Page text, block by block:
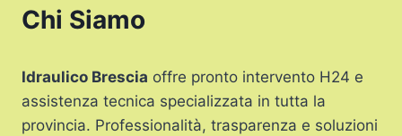
Chi Siamo
Idraulico Brescia offre pronto intervento H24 e
assistenza tecnica specializzata in tutta la
provincia. Professionalità, trasparenza e soluzioni